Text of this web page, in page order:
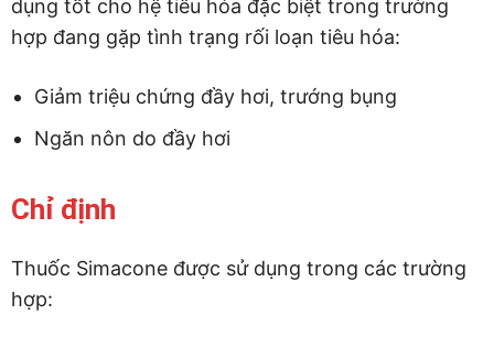
dụng tốt cho hệ tiêu hóa đặc biệt trong trường
hợp đang gặp tình trạng rối loạn tiêu hóa:
Giảm triệu chứng đầy hơi, trướng bụng
Ngăn nôn do đầy hơi
Chỉ định
Thuốc Simacone được sử dụng trong các trường
hợp: